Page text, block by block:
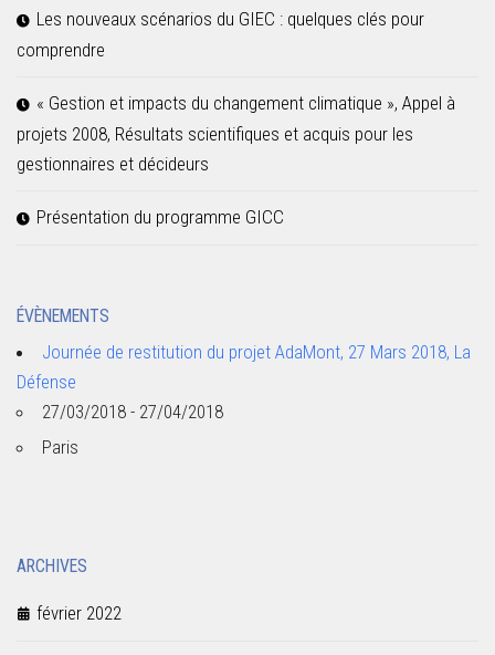
Les nouveaux scénarios du GIEC : quelques clés pour
comprendre
« Gestion et impacts du changement climatique », Appel à
projets 2008, Résultats scientifiques et acquis pour les
gestionnaires et décideurs
Présentation du programme GICC
ÉVÈNEMENTS
Journée de restitution du projet AdaMont, 27 Mars 2018, La
Défense
27/03/2018 - 27/04/2018
Paris
ARCHIVES
février 2022